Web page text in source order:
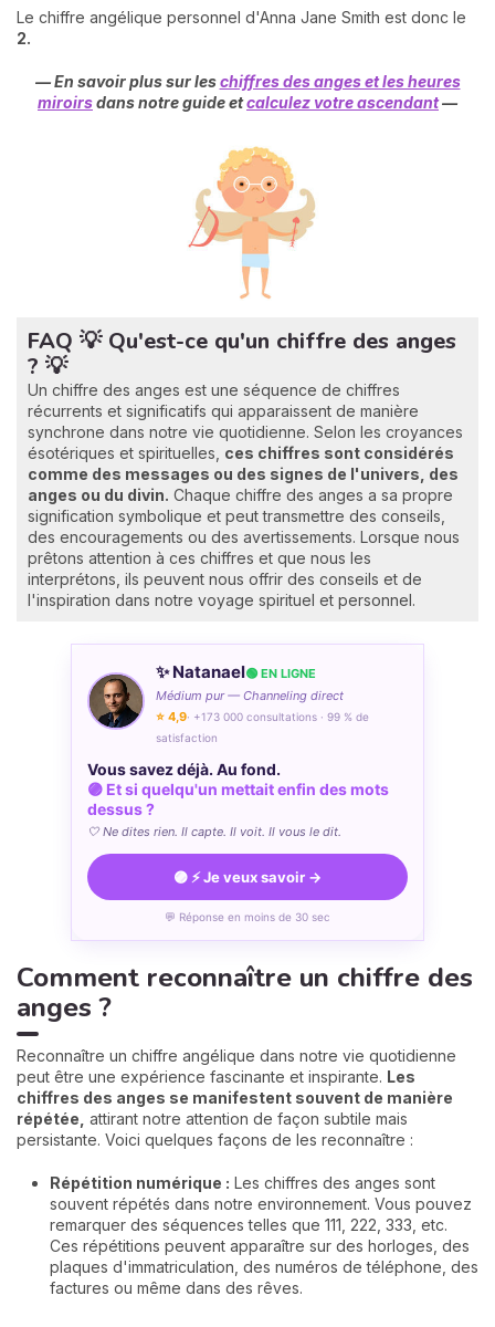
Le chiffre angélique personnel d'Anna Jane Smith est donc le
2.
— En savoir plus sur leschiffres des anges et les heures
miroirsdans notre guide etcalculez votre ascendant—
FAQ 💡 Qu'est-ce qu'un chiffre des anges
? 💡
Un chiffre des anges est une séquence de chiffres
récurrents et significatifs qui apparaissent de manière
synchrone dans notre vie quotidienne. Selon les croyances
ésotériques et spirituelles, ces chiffres sont considérés
comme des messages ou des signes de l'univers, des
anges ou du divin. Chaque chiffre des anges a sa propre
signification symbolique et peut transmettre des conseils,
des encouragements ou des avertissements. Lorsque nous
prêtons attention à ces chiffres et que nous les
interprétons, ils peuvent nous offrir des conseils et de
l'inspiration dans notre voyage spirituel et personnel.
✨ Natanael🟢 EN LIGNE
Médium pur — Channeling direct
⭐ 4,9· +173 000 consultations · 99 % de
satisfaction
Vous savez déjà. Au fond.
🟣 Et si quelqu'un mettait enfin des mots
dessus ?
🤍 Ne dites rien. Il capte. Il voit. Il vous le dit.
🟣 ⚡ Je veux savoir →
💬 Réponse en moins de 30 sec
Comment reconnaître un chiffre des
anges ?
Reconnaître un chiffre angélique dans notre vie quotidienne
peut être une expérience fascinante et inspirante. Les
chiffres des anges se manifestent souvent de manière
répétée, attirant notre attention de façon subtile mais
persistante. Voici quelques façons de les reconnaître :
Répétition numérique : Les chiffres des anges sont
souvent répétés dans notre environnement. Vous pouvez
remarquer des séquences telles que 111, 222, 333, etc.
Ces répétitions peuvent apparaître sur des horloges, des
plaques d'immatriculation, des numéros de téléphone, des
factures ou même dans des rêves.